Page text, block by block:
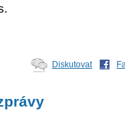
Diskutovat